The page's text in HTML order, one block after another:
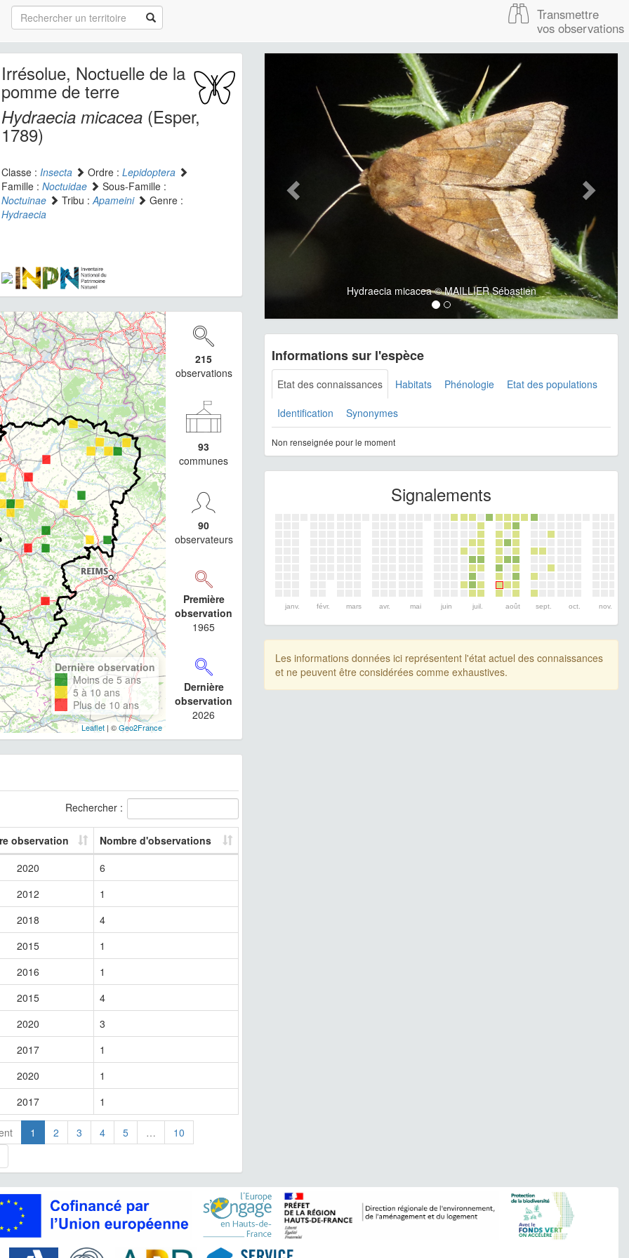
Transmettre
vos observations
Irrésolue, Noctuelle de la
pomme de terre
Hydraecia micacea(Esper,
1789)
Classe : Insecta Ordre : Lepidoptera
Famille : Noctuidae
Sous-Famille :
Noctuinae
Tribu :Apameini
Genre :
Hydraecia
Dernière observation
Moins de 5 ans
5 à 10 ans
Plus de 10 ans
Leaflet| ©Geo2France
215
observations
93
communes
90
observateurs
Première
observation
1965
Dernière
observation
2026
Rechercher :
observation
Nombre d'observations
2020
6
2012
1
2018
4
2015
1
2016
1
2015
4
2020
3
2017
1
2020
1
2017
1
1 2 3 4 5 … 10
Hydraecia micacea © MAILLIER Sébastien
Informations sur l'espèce
Etat des connaissances Habitats Phénologie Etat des populations
Identification Synonymes
Non renseignée pour le moment
Signalements
janv. févr. mars avr. mai juin juil. août sept. oct. nov.
Les informations données ici représentent l'état actuel des connaissances
et ne peuvent être considérées comme exhaustives.